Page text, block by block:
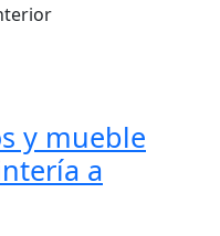
y mueble
a